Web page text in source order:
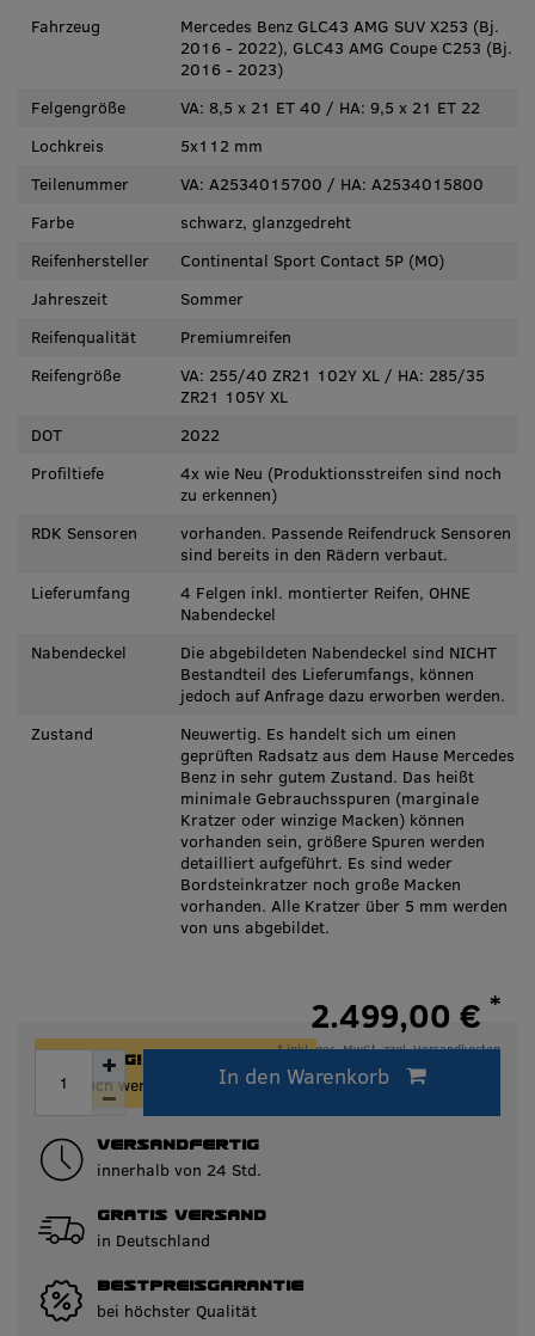
Fahrzeug
Mercedes Benz GLC43 AMG SUV X253 (Bj.
2016 - 2022), GLC43 AMG Coupe C253 (Bj.
2016 - 2023)
Felgengröße
VA: 8,5 x 21 ET 40 / HA: 9,5 x 21 ET 22
Lochkreis
5x112 mm
Teilenummer
VA: A2534015700 / HA: A2534015800
Farbe
schwarz, glanzgedreht
Reifenhersteller
Continental Sport Contact 5P (MO)
Jahreszeit
Sommer
Reifenqualität
Premiumreifen
Reifengröße
VA: 255/40 ZR21 102Y XL / HA: 285/35
ZR21 105Y XL
DOT
2022
Profiltiefe
4x wie Neu (Produktionsstreifen sind noch
zu erkennen)
RDK Sensoren
vorhanden. Passende Reifendruck Sensoren
sind bereits in den Rädern verbaut.
Lieferumfang
4 Felgen inkl. montierter Reifen, OHNE
Nabendeckel
Nabendeckel
Die abgebildeten Nabendeckel sind NICHT
Bestandteil des Lieferumfangs, können
jedoch auf Anfrage dazu erworben werden.
Zustand
Neuwertig. Es handelt sich um einen
geprüften Radsatz aus dem Hause Mercedes
Benz in sehr gutem Zustand. Das heißt
minimale Gebrauchsspuren (marginale
Kratzer oder winzige Macken) können
vorhanden sein, größere Spuren werden
detailliert aufgeführt. Es sind weder
Bordsteinkratzer noch große Macken
vorhanden. Alle Kratzer über 5 mm werden
von uns abgebildet.
VERSANDFERTIG
innerhalb von 24 Std.
GRATIS VERSAND
in Deutschland
BESTPREISGARANTIE
bei höchster Qualität
ACHTUNG!
Nur noch wenige Artikel auf Lager!
2.499,00 € *
* inkl. ges. MwSt. zzgl.Versandkosten
Innerhalb von 24h versandfertig.
In den Warenkorb